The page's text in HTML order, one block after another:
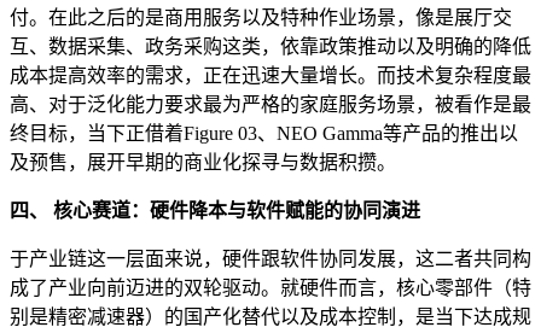
付。在此之后的是商用服务以及特种作业场景，像是展厅交
互、数据采集、政务采购这类，依靠政策推动以及明确的降低
成本提高效率的需求，正在迅速大量增长。而技术复杂程度最
高、对于泛化能力要求最为严格的家庭服务场景，被看作是最
终目标，当下正借着Figure 03、NEO Gamma等产品的推出以
及预售，展开早期的商业化探寻与数据积攒。
四、 核心赛道：硬件降本与软件赋能的协同演进
于产业链这一层面来说，硬件跟软件协同发展，这二者共同构
成了产业向前迈进的双轮驱动。就硬件而言，核心零部件（特
别是精密减速器）的国产化替代以及成本控制，是当下达成规